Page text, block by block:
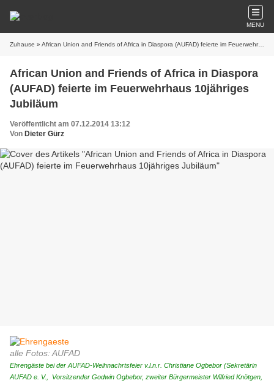
MENU
Zuhause » African Union and Friends of Africa in Diaspora (AUFAD) feierte im Feuerwehrhaus 10jähriges Jubiläum
African Union and Friends of Africa in Diaspora
(AUFAD) feierte im Feuerwehrhaus 10jähriges
Jubiläum
Veröffentlicht am 07.12.2014 13:12
Von Dieter Gürz
alle Fotos: AUFAD
Ehrengäste bei der AUFAD-Weihnachrtsfeier v.l.n.r. Christiane Ogbebor (Sekretärin
AUFAD e. V., Vorsitzender Godwin Ogbebor, zweiter Bürgermeister Wilfried Knötgen,